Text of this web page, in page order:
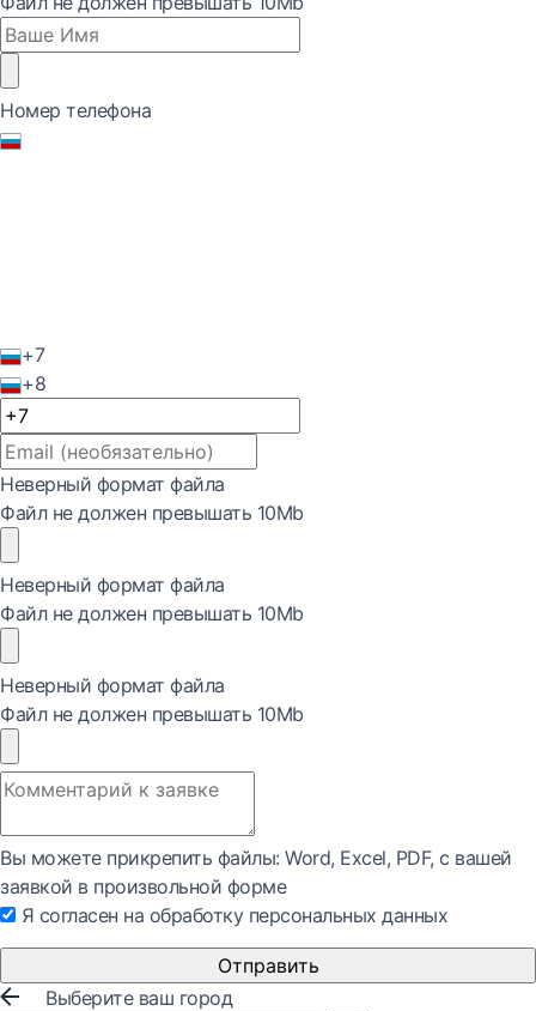
Номер телефона
+7
+8
Неверный формат файла
Файл не должен превышать 10Mb
Неверный формат файла
Файл не должен превышать 10Mb
Неверный формат файла
Файл не должен превышать 10Mb
Вы можете прикрепить файлы: Word, Exсel, PDF, с вашей
заявкой в произвольной форме
Я согласен на обработку персональных данных
Отправить
Выберите ваш город